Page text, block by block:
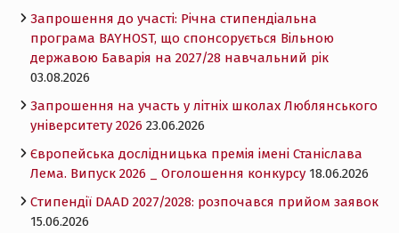
Запрошення до участі: Річна стипендіальна
програма BAYHOST, що спонсорується Вільною
державою Баварія на 2027/28 навчальний рік
03.08.2026
Запрошення на участь у літніх школах Люблянського
університету 2026 23.06.2026
Європейська дослідницька премія імені Станіслава
Лема. Випуск 2026 _ Оголошення конкурсу 18.06.2026
Cтипендії DAAD 2027/2028: розпочався прийом заявок
15.06.2026